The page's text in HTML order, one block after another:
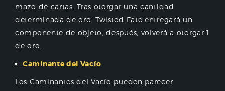
mazo de cartas. Tras otorgar una cantidad
determinada de oro, Twisted Fate entregará un
componente de objeto; después, volverá a otorgar 1
de oro.
Caminante del Vacío
Los Caminantes del Vacío pueden parecer